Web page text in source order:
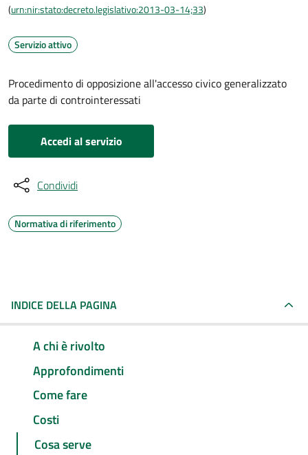
(urn:nir:stato:decreto.legislativo:2013-03-14;33)
Servizio attivo
Procedimento di opposizione all'accesso civico generalizzato
da parte di controinteressati
Accedi al servizio
Condividi
Normativa di riferimento
INDICE DELLA PAGINA
A chi è rivolto
Approfondimenti
Come fare
Costi
Cosa serve